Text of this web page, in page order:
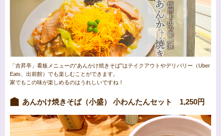
「吉昇亭」看板メニューの“あんかけ焼きそば”はテイクアウトやデリバリー（Uber
Eats、出前館）でも楽しむことができます。
家でもこの味が楽しめるのはうれしいですね！
あんかけ焼きそば（小盛） 小わんたんセット 1,250円